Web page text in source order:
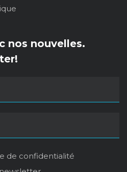
nos nouvelles.
de confidentialité